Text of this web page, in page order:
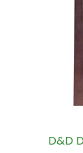
D&D